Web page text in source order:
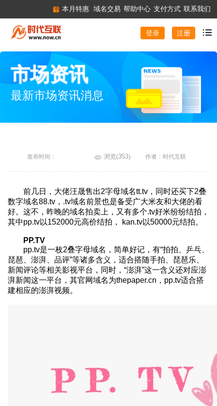
本月特惠 域名交易 帮助中心 支付方式 联系我们
登录 注册
市场资讯
最新市场资讯消息
发布时间： 浏览(353) 作者：时代互联
前几日，大佬汪晟售出2字母域名tt.tv，同时还买下2叠
数字域名88.tv，.tv域名前景也是备受广大米友和大佬的看
好。这不，昨晚的域名拍卖上，又有多个.tv好米纷纷结拍，
其中pp.tv以152000元高价结拍， kan.tv以50000元结拍。
PP.TV
pp.tv是一枚2叠字母域名，简单好记，有“拍拍、乒乓、
琵琶、澎湃、品评”等诸多含义，适合搭随手拍、琵琶乐、
新闻评论等相关影视平台，同时，“澎湃”这一含义还对应澎
湃新闻这一平台，其官网域名为thepaper.cn，pp.tv适合搭
建相应的澎湃视频。